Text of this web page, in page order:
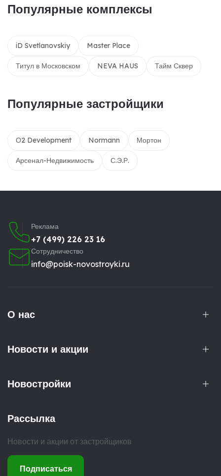
Популярные комплексы
iD Svetlanovskiy Master Place
Титул в Московском NEVA HAUS Тайм Сквер
Популярные застройщики
О2 Development Normann Мортон
Арсенал-Недвижимость С.Э.Р.
Реклама
+7 (499) 226 23 16
Сотрудничество
info@poisk-novostroyki.ru
О нас
Новости и акции
Новостройки
Рассылка
Новости и акции от застройщиков
Подписаться